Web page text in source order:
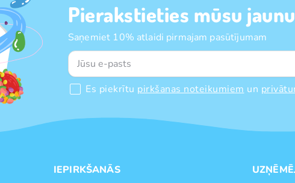
Pierakstieties mūsu
Saņemiet 10% atlaidi pirmajam pasūtījumam
Es piekrītu pirkšanas noteikumiem un
IEPIRKŠANĀS